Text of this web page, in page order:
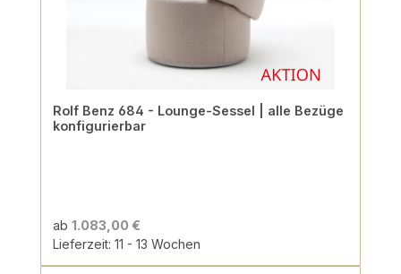
Rolf Benz 684 - Lounge-Sessel | alle Bezüge
konfigurierbar
ab 1.083,00 €
Lieferzeit: 11 - 13 Wochen